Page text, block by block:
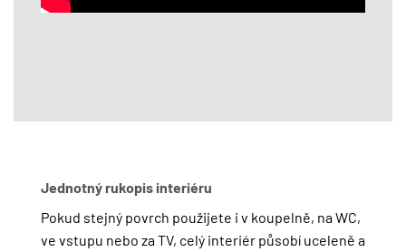
Jednotný rukopis interiéru
Pokud stejný povrch použijete i v koupelně, na WC,
ve vstupu nebo za TV, celý interiér působí uceleně a